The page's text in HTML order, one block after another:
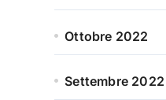
Ottobre 2022
Settembre 2022